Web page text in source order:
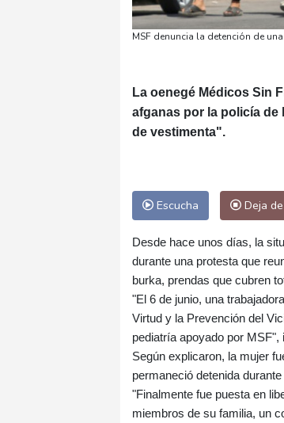
MSF denuncia la detención de
La oenegé Médicos Sin
afganas por la policía de
de vestimenta".
Escucha Deja
Desde hace unos días, la
durante una protesta que
burka, prendas que cubren
"El 6 de junio, una
Virtud y la Prevención del
pediatría apoyado por
Según explicaron, la mujer
permaneció detenida
"Finalmente fue puesta en
miembros de su familia, un